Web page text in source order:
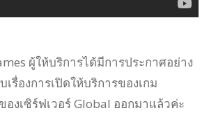
ผู้ให้บริการได้มีการประกาศอย่าง
เรื่องการเปิดให้บริการของเกม
ของเซิร์ฟเวอร์ Global ออกมาแล้วค่ะ